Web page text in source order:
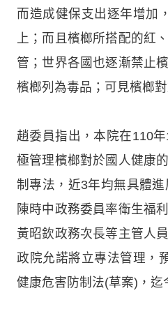
而造成健保支出逐年增加
上；而且檳榔所搭配的紅
管；世界各國也逐漸禁止
檳榔列為毒品；可見檳榔
趙委員指出，本院在110
極管理檳榔對於國人健康
制專法，近3年均無具體
陳時中政務委員率衛生福
黃昭欽政務次長等主管人
政院允諾將立專法管理，
健康危害防制法(草案)，迄